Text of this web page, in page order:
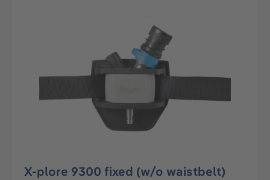
X-plore 9300 fixed (w/o waistbelt)